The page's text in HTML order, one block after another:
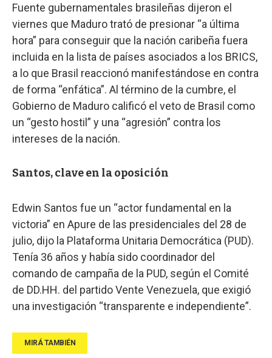
Fuente gubernamentales brasileñas dijeron el
viernes que Maduro trató de presionar “a última
hora” para conseguir que la nación caribeña fuera
incluida en la lista de países asociados a los BRICS,
a lo que Brasil reaccionó manifestándose en contra
de forma “enfática”. Al término de la cumbre, el
Gobierno de Maduro calificó el veto de Brasil como
un “gesto hostil” y una “agresión” contra los
intereses de la nación.
Santos, clave en la oposición
Edwin Santos fue un “actor fundamental en la
victoria” en Apure de las presidenciales del 28 de
julio, dijo la Plataforma Unitaria Democrática (PUD).
Tenía 36 años y había sido coordinador del
comando de campaña de la PUD, según el Comité
de DD.HH. del partido Vente Venezuela, que exigió
una investigación “transparente e independiente”.